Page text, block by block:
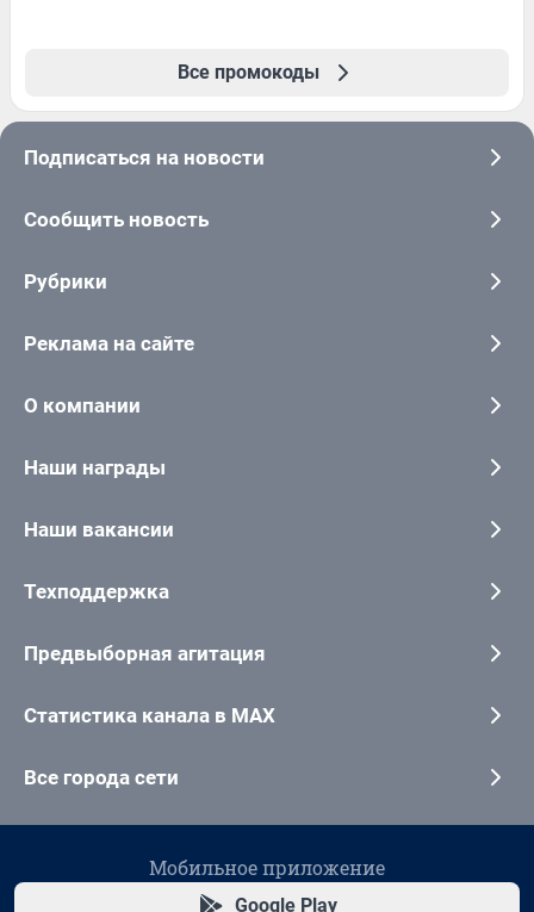
Все промокоды
Подписаться на новости
Сообщить новость
Рубрики
Реклама на сайте
О компании
Наши награды
Наши вакансии
Техподдержка
Предвыборная агитация
Статистика канала в MAX
Все города сети
Мобильное приложение
Google Play